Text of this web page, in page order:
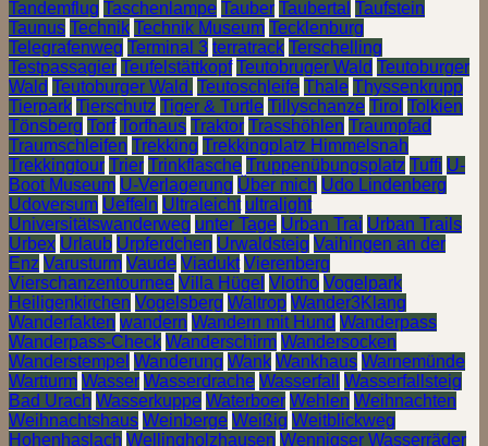
Tandemflug Taschenlampe Tauber Taubertal Taufstein
Taunus Technik Technik Museum Tecklenburg
Telegrafenweg Terminal 3 terratrack Terschelling
Testpassagier Teufelstättkopf Teutobruger Wald Teutoburger
Wald Teutoburger Wald. Teutoschleife Thale Thyssenkrupp
Tierpark Tierschutz Tiger & Turtle Tillyschanze Tirol Tolkien
Tönsberg Torf Torfhaus Traktor Trasshöhlen Traumpfad
Traumschleifen Trekking Trekkingplatz Himmelsnah
Trekkingtour Trier Trinkflasche Truppenübungsplatz Tuffi U-
Boot Museum U-Verlagerung Über mich Udo Lindenberg
Udoversum Ueffeln Ultraleicht ultralight
Universitätswanderweg unter Tage Urban Trai Urban Trails
Urbex Urlaub Urpferdchen Urwaldsteig Vaihingen an der
Enz Varusturm Vaude Viadukt Vierenberg
Vierschanzentournee Villa Hügel Vlotho Vogelpark
Heiligenkirchen Vogelsberg Waltrop Wander3Klang
Wanderfakten wandern Wandern mit Hund Wanderpass
Wanderpass-Check Wanderschirm Wandersocken
Wanderstempel Wanderung Wank Wankhaus Warnemünde
Wartturm Wasser Wasserdrache Wasserfall
Wasserfallsteig
Bad Urach Wasserkuppe Waterboer Wehlen Weihnachten
Weihnachtshaus Weinberge Weißig Weitblickweg
Hohenhaslach Wellingholzhausen Wennigser Wasserräder